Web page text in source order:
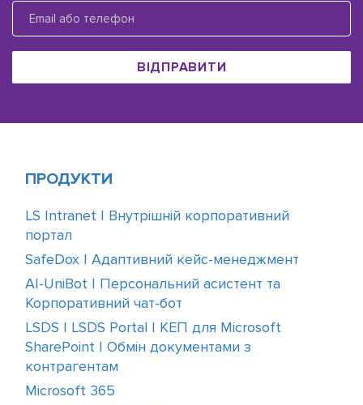
ВІДПРАВИТИ
ПРОДУКТИ
LS Intranet | Внутрішній корпоративний
портал
SafeDox | Адаптивний кейс-менеджмент
AI-UniBot | Персональний асистент та
Корпоративний чат-бот
LSDS | LSDS Portal | КЕП для Microsoft
SharePoint | Обмін документами з
контрагентам
Microsoft 365